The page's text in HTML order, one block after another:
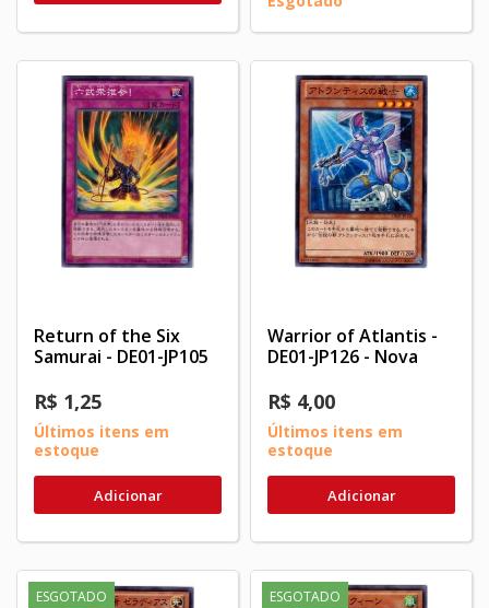
Return of the Six
Samurai - DE01-JP105
R$ 1,25
Últimos itens em
estoque
Adicionar
Warrior of Atlantis -
DE01-JP126 - Nova
R$ 4,00
Últimos itens em
estoque
Adicionar
ESGOTADO ESGOTADO